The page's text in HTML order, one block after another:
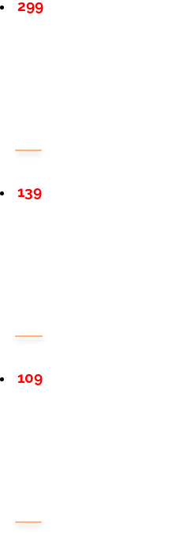
299
139
109